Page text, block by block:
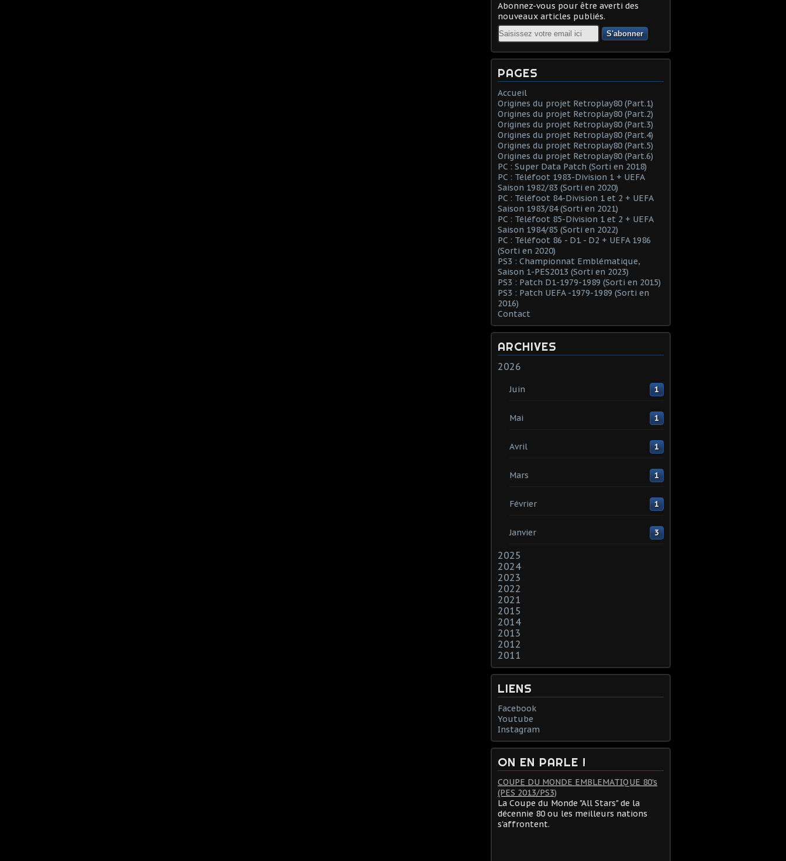
Abonnez-vous pour être averti des
nouveaux articles publiés.
Email
PAGES
Accueil
Origines du projet Retroplay80 (Part.1)
Origines du projet Retroplay80 (Part.2)
Origines du projet Retroplay80 (Part.3)
Origines du projet Retroplay80 (Part.4)
Origines du projet Retroplay80 (Part.5)
Origines du projet Retroplay80 (Part.6)
PC : Super Data Patch (Sorti en 2018)
PC : Téléfoot 1983-Division 1 + UEFA
Saison 1982/83 (Sorti en 2020)
PC : Téléfoot 84-Division 1 et 2 + UEFA
Saison 1983/84 (Sorti en 2021)
PC : Téléfoot 85-Division 1 et 2 + UEFA
Saison 1984/85 (Sorti en 2022)
PC : Téléfoot 86 - D1 - D2 + UEFA 1986
(Sorti en 2020)
PS3 : Championnat Emblématique,
Saison 1-PES2013 (Sorti en 2023)
PS3 : Patch D1-1979-1989 (Sorti en 2015)
PS3 : Patch UEFA -1979-1989 (Sorti en
2016)
Contact
ARCHIVES
2026
Juin 1
Mai 1
Avril 1
Mars 1
Février 1
Janvier 3
2025
2024
2023
2022
2021
2015
2014
2013
2012
2011
LIENS
Facebook
Youtube
Instagram
ON EN PARLE !
COUPE DU MONDE EMBLEMATIQUE 80's
(PES 2013/PS3)
La Coupe du Monde "All Stars" de la
décennie 80 ou les meilleurs nations
s'affrontent.